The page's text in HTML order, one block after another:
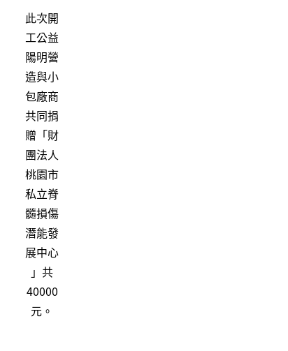
此次開
工公益
陽明營
造與小
包廠商
共同捐
贈「財
團法人
桃園市
私立脊
髓損傷
潛能發
展中心
」共
40000
元。